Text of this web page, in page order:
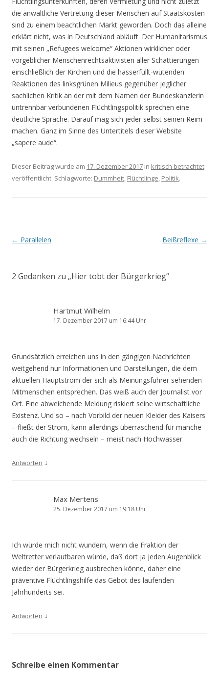
die anwaltliche Vertretung dieser Menschen auf Staatskosten
sind zu einem beachtlichen Markt geworden. Doch das alleine
erklärt nicht, was in Deutschland abläuft. Der Humanitarismus
mit seinen „Refugees welcome“ Aktionen wirklicher oder
vorgeblicher Menschenrechtsaktivisten aller Schattierungen
einschließlich der Kirchen und die hasserfüllt-wütenden
Reaktionen des linksgrünen Milieus gegenüber jeglicher
sachlichen Kritik an der mit dem Namen der Bundeskanzlerin
untrennbar verbundenen Flüchtlingspolitik sprechen eine
deutliche Sprache. Darauf mag sich jeder selbst seinen Reim
machen. Ganz im Sinne des Untertitels dieser Website
„sapere aude“.
Dieser Beitrag wurde am 17. Dezember 2017 in kritisch betrachtet
veröffentlicht. Schlagworte: Dummheit, Flüchtlinge, Politik.
Beitrags-
← Parallelen Beißreflexe →
2 Gedanken zu „Hier tobt der Bürgerkrieg“
Hartmut Wilhelm
17. Dezember 2017 um 16:44 Uhr
Grundsätzlich erreichen uns in den gängigen Nachrichten
weitgehend nur Informationen und Darstellungen, die dem
aktuellen Hauptstrom der sich als Meinungsführer sehenden
Mitmenschen entsprechen. Das weiß auch der Journalist vor
Ort. Eine abweichende Meldung riskiert seine wirtschaftliche
Existenz. Und so – nach Vorbild der neuen Kleider des Kaisers
– fließt der Strom, kann allerdings überraschend für manche
auch die Richtung wechseln – meist nach Hochwasser.
Antworten ↓
Max Mertens
25. Dezember 2017 um 19:18 Uhr
Ich würde mich nicht wundern, wenn die Fraktion der
Weltretter verlautbaren würde, daß dort ja jeden Augenblick
wieder der Bürgerkrieg ausbrechen könne, daher eine
präventive Flüchtlingshilfe das Gebot des laufenden
Jahrhunderts sei.
Antworten ↓
Schreibe einen Kommentar